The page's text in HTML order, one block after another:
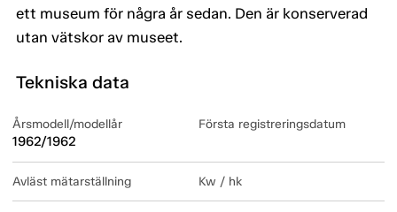
ett museum för några år sedan. Den är konserverad
utan vätskor av museet.
Tekniska data
Årsmodell/modellår
1962/1962
Första registreringsdatum
Avläst mätarställning Kw / hk